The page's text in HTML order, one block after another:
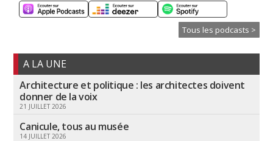
Tous les podcasts >
A LA UNE
Architecture et politique : les architectes doivent
donner de la voix
21 JUILLET 2026
Canicule, tous au musée
14 JUILLET 2026